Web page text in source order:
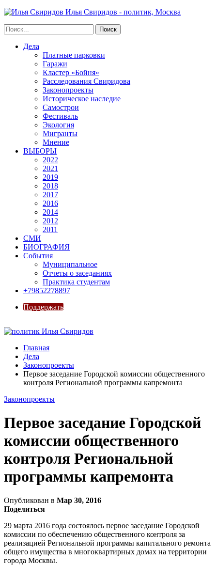
Илья Свиридов - политик, Москва
Дела
Платные парковки
Гаражи
Кластер «Бойня»
Расследования Свиридова
Законопроекты
Историческое наследие
Самострои
Фестиваль
Экология
Мигранты
Мнение
ВЫБОРЫ
2022
2021
2019
2018
2017
2016
2014
2012
2011
СМИ
БИОГРАФИЯ
События
Муниципальное
Отчеты о заседаниях
Практика студентам
+79852278897
Поддержать
Главная
Дела
Законопроекты
Первое заседание Городской комиссии общественного
контроля Региональной программы капремонта
Законопроекты
Первое заседание Городской
комиссии общественного
контроля Региональной
программы капремонта
Опубликован в Мар 30, 2016
Поделиться
29 марта 2016 года состоялось первое заседание Городской
комиссии по обеспечению общественного контроля за
реализацией Региональной программы капитального ремонта
общего имущества в многоквартирных домах на территории
города Москвы.